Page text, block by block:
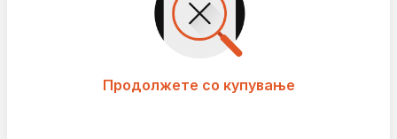
Продолжете со купување